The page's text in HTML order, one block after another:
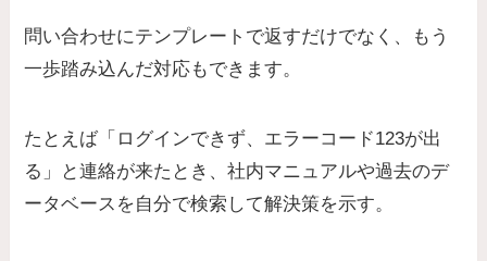
問い合わせにテンプレートで返すだけでなく、もう
一歩踏み込んだ対応もできます。
たとえば「ログインできず、エラーコード123が出
る」と連絡が来たとき、社内マニュアルや過去のデ
ータベースを自分で検索して解決策を示す。